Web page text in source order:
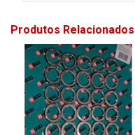
Produtos Relacionados